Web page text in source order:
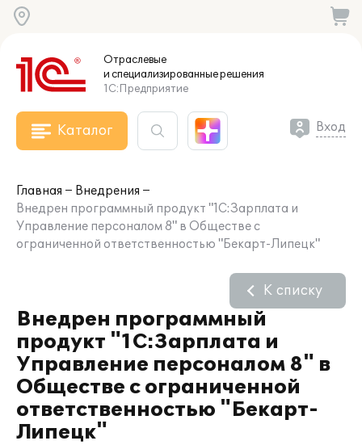
Отраслевые
и специализированныерешения
1С:Предприятие
Каталог Вход
Главная
Внедрения
Внедрен программный продукт "1С:Зарплата и
Управление персоналом 8" в Обществе с
ограниченной ответственностью "Бекарт-Липецк"
Внедрен программный
продукт "1С:Зарплата и
Управление персоналом 8" в
Обществе с ограниченной
ответственностью "Бекарт-
Липецк"
К списку